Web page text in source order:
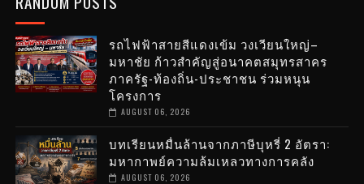
รถไฟฟ้าสายสีแดงเข้ม วงเวียนใหญ่–
มหาชัย ก้าวสำคัญสู่อนาคตสมุทรสาคร
ภาครัฐ-ท้องถิ่น-ประชาชน ร่วมหนุน
โครงการ
AUGUST 06, 2026
บทเรียนหมื่นล้านจากภาษีบุหรี่ 2 อัตรา:
มหากาพย์ความล้มเหลวทางการคลัง
AUGUST 06, 2026